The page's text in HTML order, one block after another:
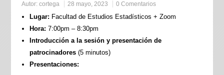
Autor: cortega 28 mayo, 2023 0 Comentarios
Lugar: Facultad de Estudios Estadísticos + Zoom
Hora: 7:00pm – 8:30pm
Introducción a la sesión y presentación de
patrocinadores(5 minutos)
Presentaciones: